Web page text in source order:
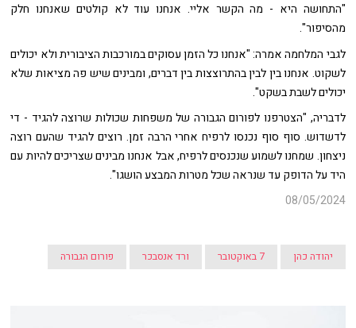
"התחושה היא - מה הקשר אליי. אנחנו עוד לא קולטים שאנחנו חלק
מהסיפור".
לגבי המלחמה אמרה: "אנחנו כל הזמן עסוקים במורכבות הציבורית ולא יכולים
לשקוט. אנחנו בין לבין בהתרוצצות בין דברים, ומבינים שיש פה מציאות שלא
יכולים לשבת בשקט".
לדבריה, "הצטרפנו לפורום הגבורה של משפחות שכולות שרוצה להגיד - די
לדשדוש. סוף סוף נכנסו לרפיח אחרי הרבה זמן. רוצים להגיד שהעם רוצה
ניצחון. שמחנו לשמוע שנכנסים לרפיח, אבל אנחנו מבינים שצריכים להיות עם
היד על הדופק עד שנראה שכל מטרות המבצע הושגו".
08/05/2024
יהודה כהן 7 באוקטובר ורד אנסבכר פורום הגבורה